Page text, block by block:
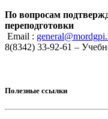
По вопросам
переподготовки
Email :
8(8342) 33-92-61 –
Полезные ссылки